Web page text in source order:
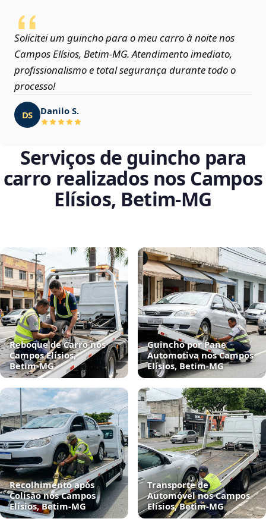
Solicitei um guincho para o meu carro à noite nos
Campos Elísios, Betim‑MG. Atendimento imediato,
profissionalismo e total segurança durante todo o
processo!
DS Danilo S.
Serviços de guincho para
carro realizados nos Campos
Elísios, Betim‑MG
Reboque de Carro nos
Campos Elísios,
Betim‑MG
Guincho por Pane
Automotiva nos Campos
Elísios, Betim‑MG
Recolhimento após
Colisão nos Campos
Elísios, Betim‑MG
Transporte de
Automóvel nos Campos
Elísios, Betim‑MG